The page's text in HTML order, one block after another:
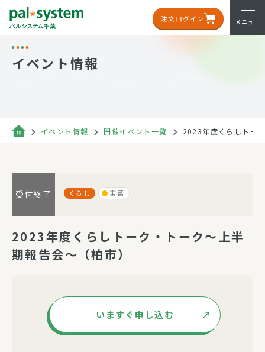
注文ログイン メニュー
イベント情報
イベント情報 開催イベント一覧 2023年度くらしトー
受付終了 くらし 東葛
2023年度くらしトーク・トーク～上半
期報告会～（柏市）
いますぐ申し込む